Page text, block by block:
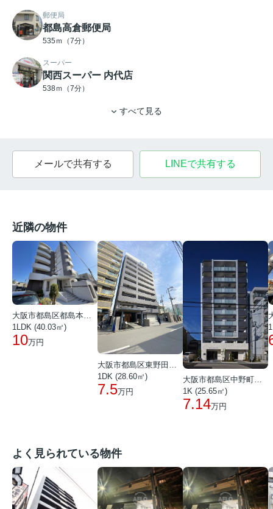
郵便局
都島高倉郵便局
535ｍ（7分）
スーパー
関西スーパー 内代店
538ｍ（7分）
すべて見る
メールで共有する LINEで共有する
近隣の物件
1LDK (40.03㎡)
10万円
大阪市都島区東野田町４丁目
1DK (28.60㎡)
7.5万円
大阪市都島区中野町２丁目
1K (25.65㎡)
7.14万円
よく見られている物件